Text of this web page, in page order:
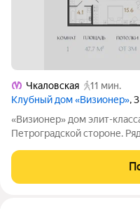
Чкаловская
11 мин.
Клубный дом «Визионер»,
«Визионер» дом элит-класса от RBI в престижной локации на
Петроградской стороне. Рядом парки
формат на 225 квартир:
мастер-спальнями и